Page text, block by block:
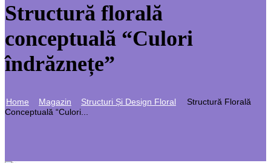
Structură florală
conceptuală “Culori
îndrăznețe”
Home Magazin Structuri Și Design Floral
Structură Florală
Conceptuală “Culori...